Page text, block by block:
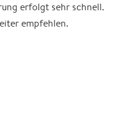
erfolgt sehr schnell.
empfehlen.